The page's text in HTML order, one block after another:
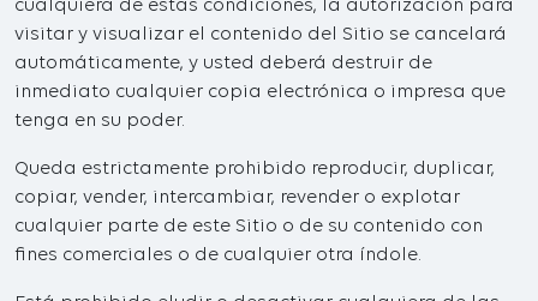
cualquiera de estas condiciones, la autorización para
visitar y visualizar el contenido del Sitio se cancelará
automáticamente, y usted deberá destruir de
inmediato cualquier copia electrónica o impresa que
tenga en su poder.
Queda estrictamente prohibido reproducir, duplicar,
copiar, vender, intercambiar, revender o explotar
cualquier parte de este Sitio o de su contenido con
fines comerciales o de cualquier otra índole.